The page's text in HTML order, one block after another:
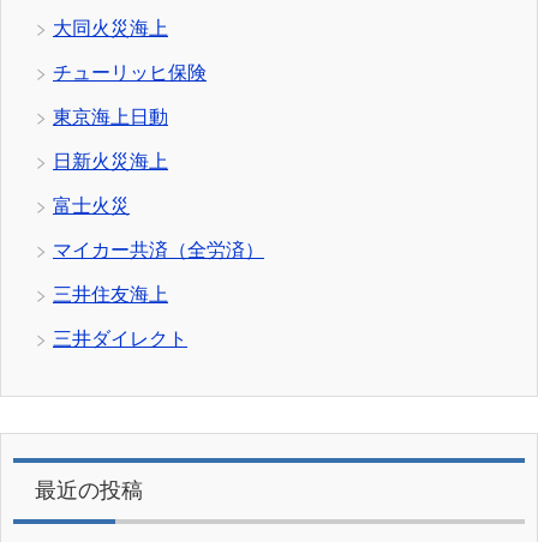
大同火災海上
チューリッヒ保険
東京海上日動
日新火災海上
富士火災
マイカー共済（全労済）
三井住友海上
三井ダイレクト
最近の投稿